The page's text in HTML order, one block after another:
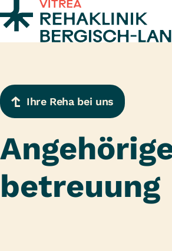
Zum Inhalt springen
Ihre Reha bei uns
betreuung